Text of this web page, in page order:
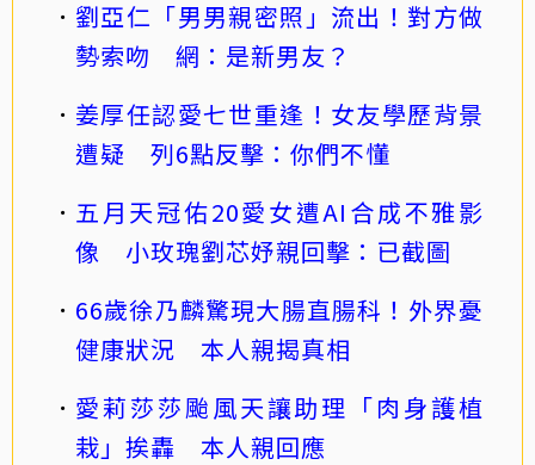
劉亞仁「男男親密照」流出！對方做
勢索吻 網：是新男友？
姜厚任認愛七世重逢！女友學歷背景
遭疑 列6點反擊：你們不懂
五月天冠佑20愛女遭AI合成不雅影
像 小玫瑰劉芯妤親回擊：已截圖
66歲徐乃麟驚現大腸直腸科！外界憂
健康狀況 本人親揭真相
愛莉莎莎颱風天讓助理「肉身護植
栽」挨轟 本人親回應